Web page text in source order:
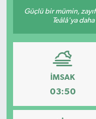
Güçlü bir mümin,
Teâlâ'ya
İMSAK
03:50
ÖZEL HABER
RÖPORTAJLAR
SAĞLIK
SİYASET